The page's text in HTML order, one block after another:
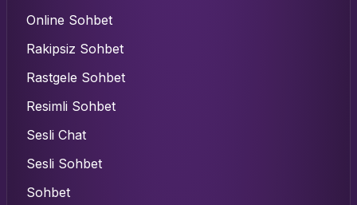
Online Sohbet
Rakipsiz Sohbet
Rastgele Sohbet
Resimli Sohbet
Sesli Chat
Sesli Sohbet
Sohbet